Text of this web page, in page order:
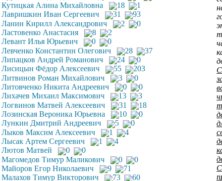
Кутицкая Алина Михайловна
18
1
Лавришкин Иван Сергеевич
31
93
Ланин Кирилл Александрович
2
0
Ластовенко Анастасия
8
2
Левант Илья Юрьевич
0
0
Левченко Константин Олегович
28
37
Липацков Андрей Романович
24
0
Лисицын Фёдор Алексеевич
55
203
Литвинов Роман Михайлович
3
0
Литовченко Никита Андреевич
0
0
Лихачев Михаил Максимович
13
3
Логвинов Матвей Алексеевич
31
18
Лозинская Вероника Юрьевна
10
0
Лункин Дмитрий Андреевич
5
0
Лыков Максим Алексеевич
1
4
Лысак Артем Сергеевич
1
4
Лютов Матвей
0
0
Магомедов Тимур Маликович
0
0
Майоров Егор Николаевич
9
71
Малахов Тимур Викторович
73
60
С